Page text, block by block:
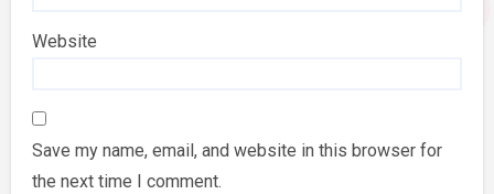
Website
Save my name, email, and website in this browser for
the next time I comment.